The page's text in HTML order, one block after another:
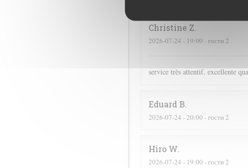
Christine Z
2026-07-24 - 19:00 - гости 2
service très attentif, excellente
Eduard B
2026-07-24 - 20:00 - гости 2
Hiro W
2026-07-24 - 19:00 - гости 2